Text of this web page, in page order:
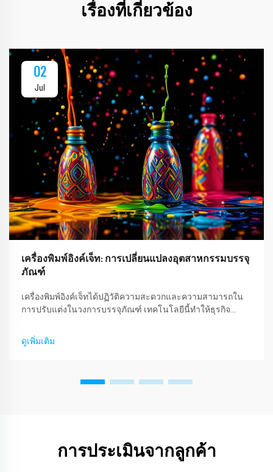
เรื่องที่เกี่ยวข้อง
02
Jul
เครื่องพิมพ์อิงค์เจ็ท: การเปลี่ยนแปลงอุตสาหกรรมบรรจุ
ภัณฑ์
เครื่องพิมพ์อิงค์เจ็ทได้ปฏิวัติความสะดวกและความสามารถใน
การปรับแต่งในวงการบรรจุภัณฑ์ เทคโนโลยีนี้ทำให้ธุรกิจ
ขึ้น ซึ่งนำไปสู่ความต้องการที่ไม่มีที่สิ้นสุด บทความนี้จะกล่าว
ถึง...
ดูเพิ่มเติม
การประเมินจากลูกค้า